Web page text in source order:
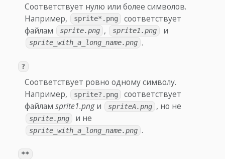
Соответствует нулю или более символов.
Например,
sprite*.png
соответствует
файлам
sprite.png , sprite1.png и
sprite_with_a_long_name.png .
?
Соответствует ровно одному символу.
Например,
sprite?.png
соответствует
файламsprite1.pngи spriteA.png , но не
sprite.png и не
sprite_with_a_long_name.png .
**